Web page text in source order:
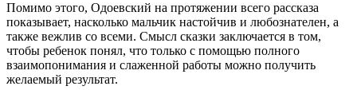
Помимо этого, Одоевский на протяжении всего рассказа
показывает, насколько мальчик настойчив и любознателен, а
также вежлив со всеми. Смысл сказки заключается в том,
чтобы ребенок понял, что только с помощью полного
взаимопонимания и слаженной работы можно получить
желаемый результат.